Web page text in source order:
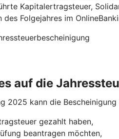
Kapitalertragsteuer,
des Folgejahres im
auf die
2025 kann die
gezahlt haben,
beantragen möchten,